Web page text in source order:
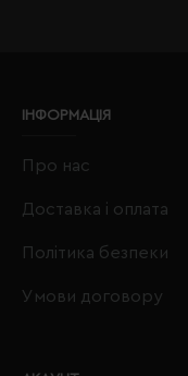
ІНФОРМАЦІЯ
Про нас
Доставка і оплата
Політика безпеки
Умови договору